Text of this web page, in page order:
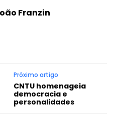
Franzin
Próximo artigo
CNTU homenageia
democracia e
personalidades